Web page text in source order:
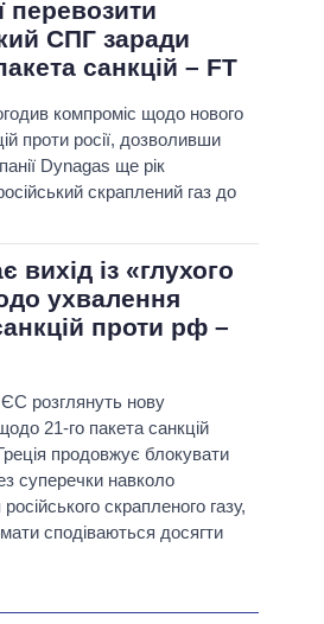
перевозити
СПГ заради
санкцій – FT
компроміс щодо нового
проти росії, дозволивши
Dynagas ще рік
скраплений газ до
вихід із «глухого
ухвалення
проти рф –
розглянуть нову
21-го пакета санкцій
продовжує блокувати
суперечки навколо
скрапленого газу,
сподіваються досягти